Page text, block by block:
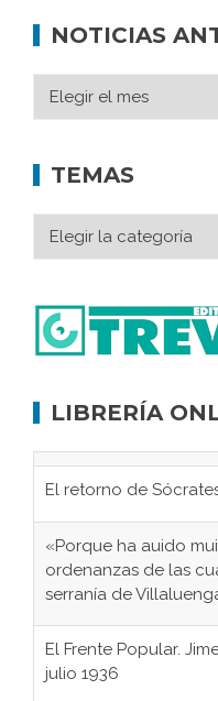
NOTICIAS
TEMAS
LIBRERÍA
ordenanzas de las
serranía de
julio 1936